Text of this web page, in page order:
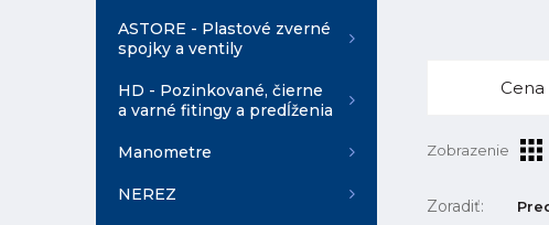
ASTORE - Plastové zverné
spojky a ventily
HD - Pozinkované, čierne
a varné fitingy a predĺženia
Manometre
NEREZ
Cena
Zobrazenie
Zoradiť: